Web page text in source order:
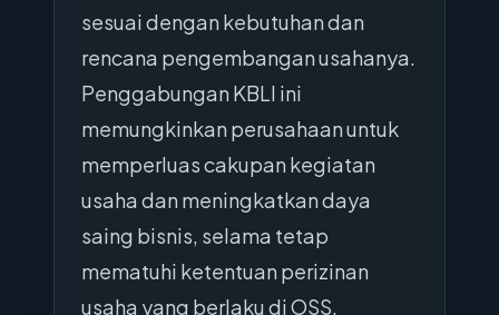
sesuai dengan kebutuhan dan
rencana pengembangan usahanya.
Penggabungan KBLI ini
memungkinkan perusahaan untuk
memperluas cakupan kegiatan
usaha dan meningkatkan daya
saing bisnis, selama tetap
mematuhi ketentuan perizinan
usaha yang berlaku di OSS.